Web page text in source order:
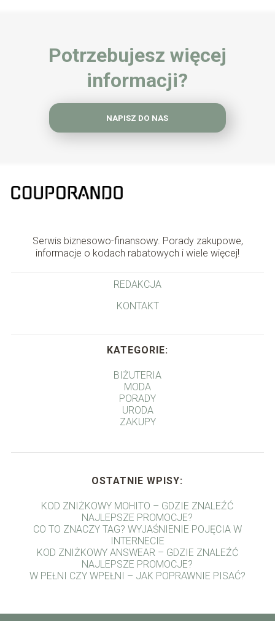
Potrzebujesz więcej
informacji?
NAPISZ DO NAS
Serwis biznesowo-finansowy. Porady zakupowe,
informacje o kodach rabatowych i wiele więcej!
REDAKCJA
KONTAKT
KATEGORIE:
BIŻUTERIA
MODA
PORADY
URODA
ZAKUPY
OSTATNIE WPISY:
KOD ZNIŻKOWY MOHITO – GDZIE ZNALEŹĆ
NAJLEPSZE PROMOCJE?
CO TO ZNACZY TAG? WYJAŚNIENIE POJĘCIA W
INTERNECIE
KOD ZNIŻKOWY ANSWEAR – GDZIE ZNALEŹĆ
NAJLEPSZE PROMOCJE?
W PEŁNI CZY WPEŁNI – JAK POPRAWNIE PISAĆ?